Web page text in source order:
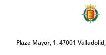
Plaza Mayor, 1. 47001